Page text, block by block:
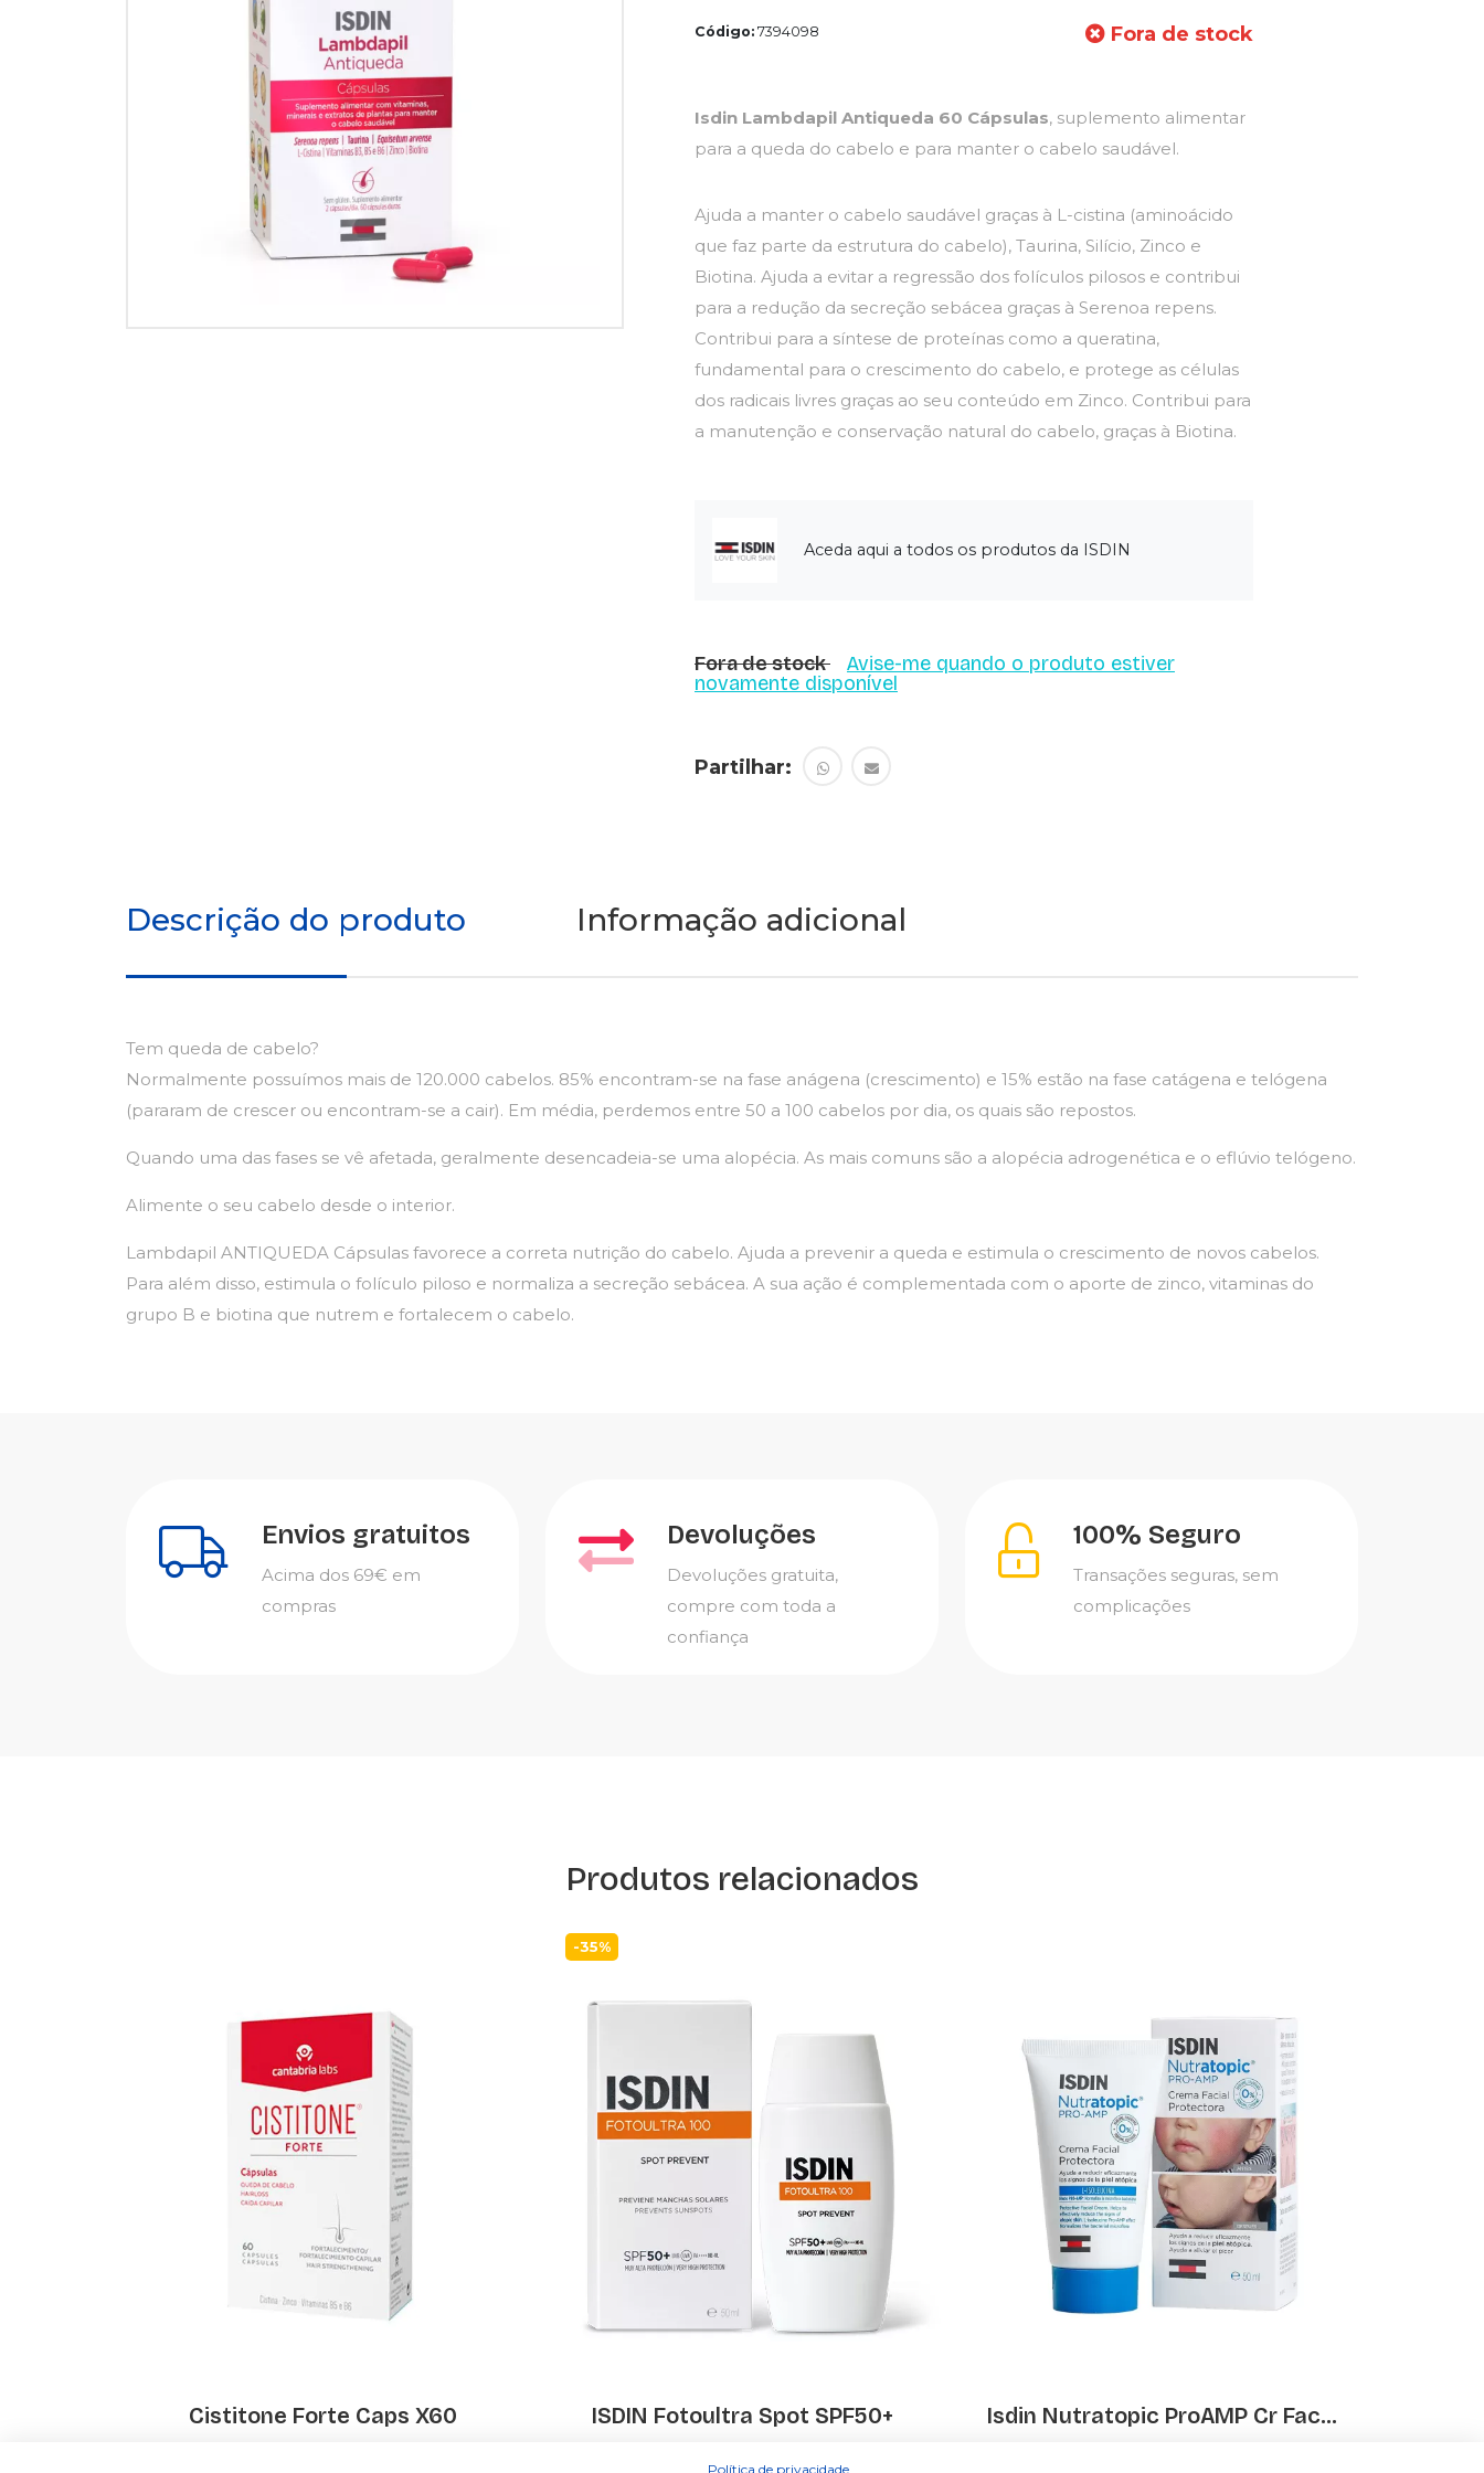
Código: 7394098 Fora de stock
Isdin Lambdapil Antiqueda 60 Cápsulas, suplemento alimentar
para a queda do cabelo e para manter o cabelo saudável.
Ajuda a manter o cabelo saudável graças à L-cistina (aminoácido
que faz parte da estrutura do cabelo), Taurina, Silício, Zinco e
Biotina. Ajuda a evitar a regressão dos folículos pilosos e contribui
para a redução da secreção sebácea graças à Serenoa repens.
Contribui para a síntese de proteínas como a queratina,
fundamental para o crescimento do cabelo, e protege as células
dos radicais livres graças ao seu conteúdo em Zinco. Contribui para
a manutenção e conservação natural do cabelo, graças à Biotina.
Aceda aqui a todos os produtos da ISDIN
Fora de stock
Avise-me quando o produto estiver
novamente disponível
Partilhar:
Descrição do produto Informação adicional
Tem queda de cabelo?
Normalmente possuímos mais de 120.000 cabelos. 85% encontram-se na fase anágena (crescimento) e 15% estão na fase catágena e telógena
(pararam de crescer ou encontram-se a cair). Em média, perdemos entre 50 a 100 cabelos por dia, os quais são repostos.
Quando uma das fases se vê afetada, geralmente desencadeia-se uma alopécia. As mais comuns são a alopécia adrogenética e o eflúvio telógeno.
Alimente o seu cabelo desde o interior.
Lambdapil ANTIQUEDA Cápsulas favorece a correta nutrição do cabelo. Ajuda a prevenir a queda e estimula o crescimento de novos cabelos.
Para além disso, estimula o folículo piloso e normaliza a secreção sebácea. A sua ação é complementada com o aporte de zinco, vitaminas do
grupo B e biotina que nutrem e fortalecem o cabelo.
Envios gratuitos
Acima dos 69€ em
compras
Devoluções
Devoluções gratuita,
compre com toda a
confiança
100% Seguro
Transações seguras, sem
complicações
Produtos relacionados
Cistitone Forte Caps X60
-35%
ISDIN Fotoultra Spot SPF50+ Isdin Nutratopic ProAMP Cr Fac...
Política de privacidade